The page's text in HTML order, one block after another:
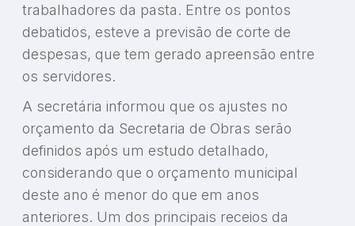
trabalhadores da pasta. Entre os pontos
debatidos, esteve a previsão de corte de
despesas, que tem gerado apreensão entre
os servidores.
A secretária informou que os ajustes no
orçamento da Secretaria de Obras serão
definidos após um estudo detalhado,
considerando que o orçamento municipal
deste ano é menor do que em anos
anteriores. Um dos principais receios da